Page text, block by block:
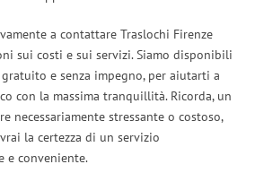
a contattare Traslochi Firenze
sui costi e sui servizi. Siamo disponibili
e senza impegno, per aiutarti a
con la massima tranquillità. Ricorda, un
necessariamente stressante o costoso,
la certezza di un servizio
e conveniente.